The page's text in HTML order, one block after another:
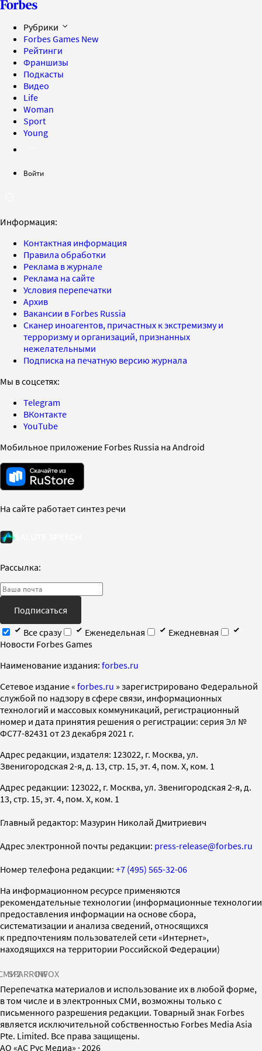
Рубрики
Forbes Games New
Рейтинги
Франшизы
Подкасты
Видео
Life
Woman
Sport
Young
Войти
Информация:
Контактная информация
Правила обработки
Реклама в журнале
Реклама на сайте
Условия перепечатки
Архив
Вакансии в Forbes Russia
Сканер иноагентов, причастных к экстремизму и
терроризму и организаций, признанных
нежелательными
Подписка на печатную версию журнала
Мы в соцсетях:
Telegram
ВКонтакте
YouTube
Мобильное приложение Forbes Russia на Android
На сайте работает синтез речи
Рассылка:
Подписаться
Все сразу
Еженедельная
Ежедневная
Новости Forbes Games
Наименование издания: forbes.ru
Cетевое издание « forbes.ru » зарегистрировано Федеральной
службой по надзору в сфере связи, информационных
технологий и массовых коммуникаций, регистрационный
номер и дата принятия решения о регистрации: серия Эл №
ФС77-82431 от 23 декабря 2021 г.
Адрес редакции, издателя: 123022, г. Москва, ул.
Звенигородская 2-я, д. 13, стр. 15, эт. 4, пом. X, ком. 1
Адрес редакции: 123022, г. Москва, ул. Звенигородская 2-я, д.
13, стр. 15, эт. 4, пом. X, ком. 1
Главный редактор: Мазурин Николай Дмитриевич
Адрес электронной почты редакции: press-release@forbes.ru
Номер телефона редакции: +7 (495) 565-32-06
На информационном ресурсе применяются
рекомендательные технологии (информационные технологии
предоставления информации на основе сбора,
систематизации и анализа сведений, относящихся
к предпочтениям пользователей сети «Интернет»,
находящихся на территории Российской Федерации)
SPARROWINFOX
Перепечатка материалов и использование их в любой форме,
в том числе и в электронных СМИ, возможны только с
письменного разрешения редакции. Товарный знак Forbes
является исключительной собственностью Forbes Media Asia
Pte. Limited. Все права защищены.
AO «АС Рус Медиа» · 2026